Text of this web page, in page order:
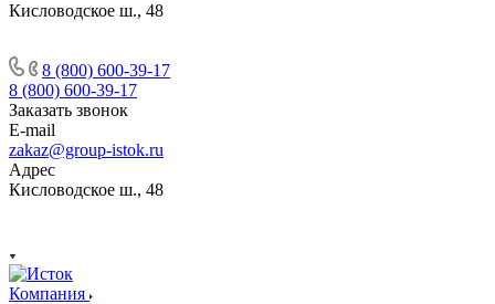
Кисловодское ш., 48
8 (800) 600-39-17
8 (800) 600-39-17
Заказать звонок
E-mail
zakaz@group-istok.ru
Адрес
Кисловодское ш., 48
Компания